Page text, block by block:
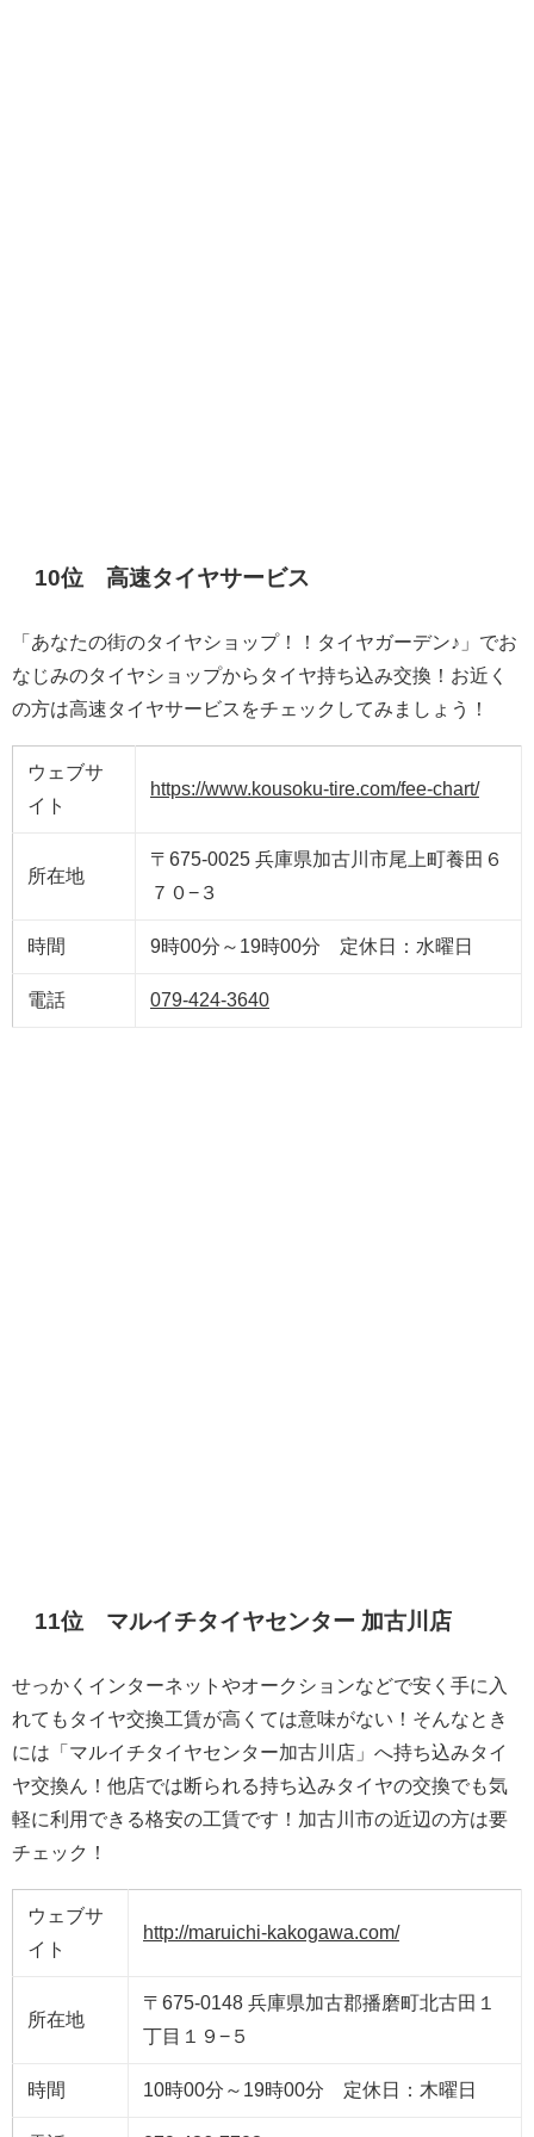
10位 高速タイヤサービス
「あなたの街のタイヤショップ！！タイヤガーデン♪」でお
なじみのタイヤショップからタイヤ持ち込み交換！お近く
の方は高速タイヤサービスをチェックしてみましょう！
ウェブサ
イト
https://www.kousoku-tire.com/fee-chart/
所在地
〒675-0025 兵庫県加古川市尾上町養田６
７０−３
時間 9時00分～19時00分 定休日：水曜日
電話 079-424-3640
11位 マルイチタイヤセンター 加古川店
せっかくインターネットやオークションなどで安く手に入
れてもタイヤ交換工賃が高くては意味がない！そんなとき
には「マルイチタイヤセンター加古川店」へ持ち込みタイ
ヤ交換ん！他店では断られる持ち込みタイヤの交換でも気
軽に利用できる格安の工賃です！加古川市の近辺の方は要
チェック！
ウェブサ
イト
http://maruichi-kakogawa.com/
所在地
〒675-0148 兵庫県加古郡播磨町北古田１
丁目１９−５
時間 10時00分～19時00分 定休日：木曜日